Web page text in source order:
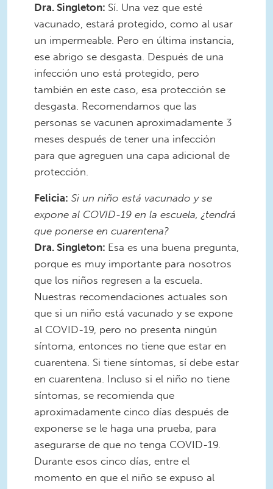
Dra. Singleton: Sí. Una vez que esté
vacunado, estará protegido, como al usar
un impermeable. Pero en última instancia,
ese abrigo se desgasta. Después de una
infección uno está protegido, pero
también en este caso, esa protección se
desgasta. Recomendamos que las
personas se vacunen aproximadamente 3
meses después de tener una infección
para que agreguen una capa adicional de
protección.
Felicia: Si un niño está vacunado y se
expone al COVID-19 en la escuela, ¿tendrá
que ponerse en cuarentena?
Dra. Singleton: Esa es una buena pregunta,
porque es muy importante para nosotros
que los niños regresen a la escuela.
Nuestras recomendaciones actuales son
que si un niño está vacunado y se expone
al COVID-19, pero no presenta ningún
síntoma, entonces no tiene que estar en
cuarentena. Si tiene síntomas, sí debe estar
en cuarentena. Incluso si el niño no tiene
síntomas, se recomienda que
aproximadamente cinco días después de
exponerse se le haga una prueba, para
asegurarse de que no tenga COVID-19.
Durante esos cinco días, entre el
momento en que el niño se expuso al